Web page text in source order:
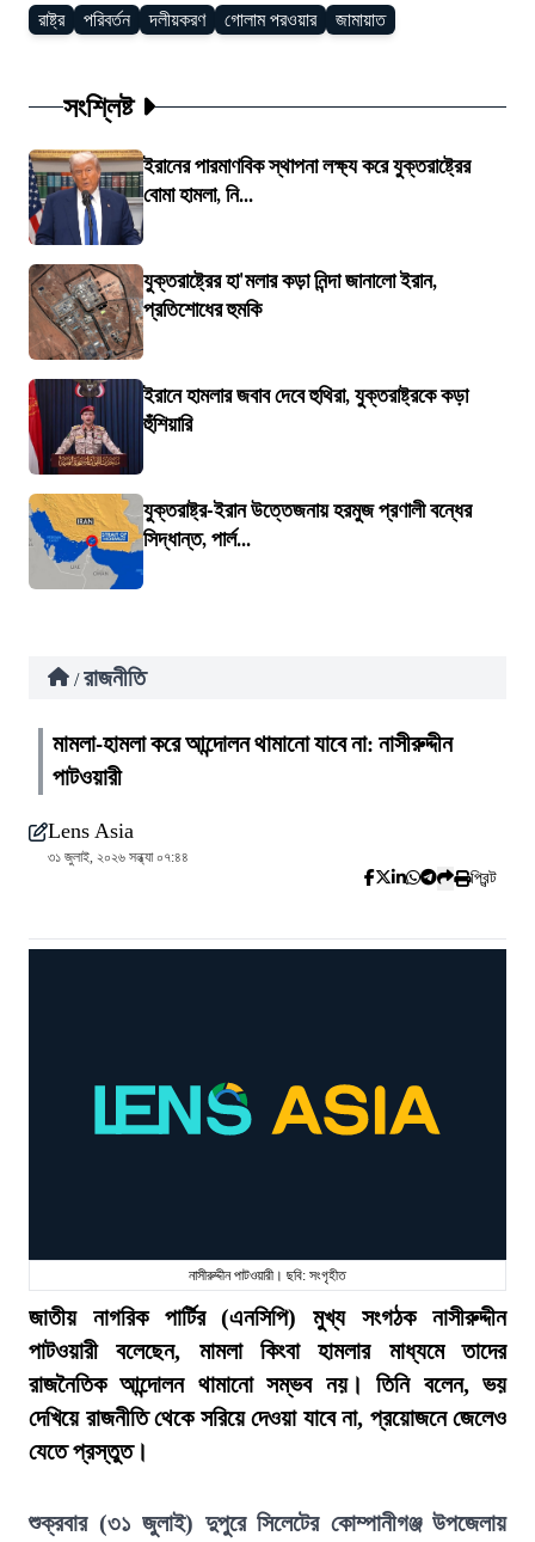
রাষ্ট্র পরিবর্তন দলীয়করণ গোলাম পরওয়ার জামায়াত
সংশ্লিষ্ট
ইরানের পারমাণবিক স্থাপনা লক্ষ্য করে যুক্তরাষ্ট্রের
বোমা হামলা, নি...
যুক্তরাষ্ট্রের হা'মলার কড়া নিন্দা জানালো ইরান,
প্রতিশোধের হুমকি
ইরানে হামলার জবাব দেবে হুথিরা, যুক্তরাষ্ট্রকে কড়া
হুঁশিয়ারি
যুক্তরাষ্ট্র-ইরান উত্তেজনায় হরমুজ প্রণালী বন্ধের
সিদ্ধান্ত, পার্ল...
/ রাজনীতি
মামলা-হামলা করে আন্দোলন থামানো যাবে না: নাসীরুদ্দীন
পাটওয়ারী
Lens Asia
৩১ জুলাই, ২০২৬ সন্ধ্যা ০৭:৪৪
প্রিন্ট
নাসীরুদ্দীন পাটওয়ারী। ছবি: সংগৃহীত
জাতীয় নাগরিক পার্টির (এনসিপি) মুখ্য সংগঠক নাসীরুদ্দীন
পাটওয়ারী বলেছেন, মামলা কিংবা হামলার মাধ্যমে তাদের
রাজনৈতিক আন্দোলন থামানো সম্ভব নয়। তিনি বলেন, ভয়
দেখিয়ে রাজনীতি থেকে সরিয়ে দেওয়া যাবে না, প্রয়োজনে জেলেও
যেতে প্রস্তুত।
শুক্রবার (৩১ জুলাই) দুপুরে সিলেটের কোম্পানীগঞ্জ উপজেলায়